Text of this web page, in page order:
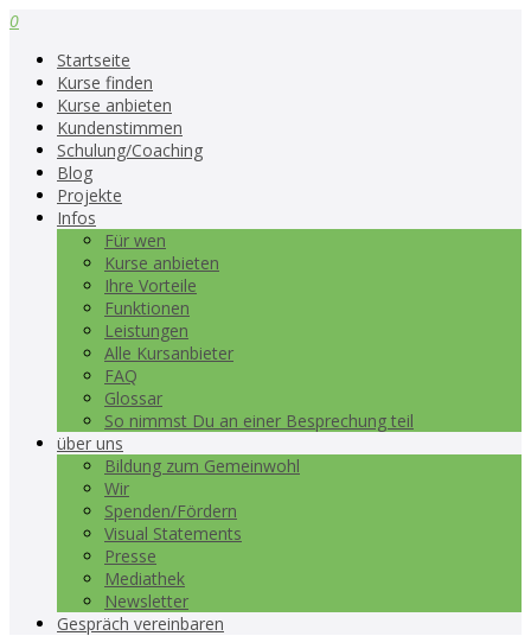
0
Startseite
Kurse finden
Kurse anbieten
Kundenstimmen
Schulung/Coaching
Blog
Projekte
Infos
Für wen
Kurse anbieten
Ihre Vorteile
Funktionen
Leistungen
Alle Kursanbieter
FAQ
Glossar
So nimmst Du an einer Besprechung teil
über uns
Bildung zum Gemeinwohl
Wir
Spenden/Fördern
Visual Statements
Presse
Mediathek
Newsletter
Gespräch vereinbaren